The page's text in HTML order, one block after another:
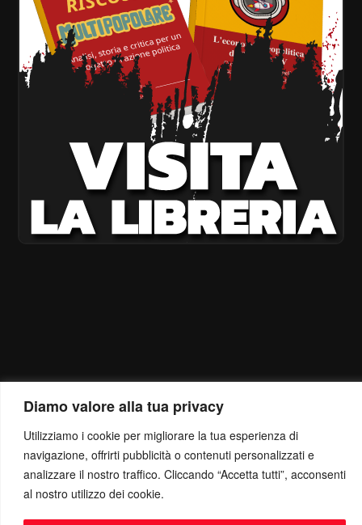
Diamo valore alla tua privacy
Utilizziamo i cookie per migliorare la tua esperienza di
navigazione, offrirti pubblicità o contenuti personalizzati e
analizzare il nostro traffico. Cliccando “Accetta tutti”, acconsenti
al nostro utilizzo dei cookie.